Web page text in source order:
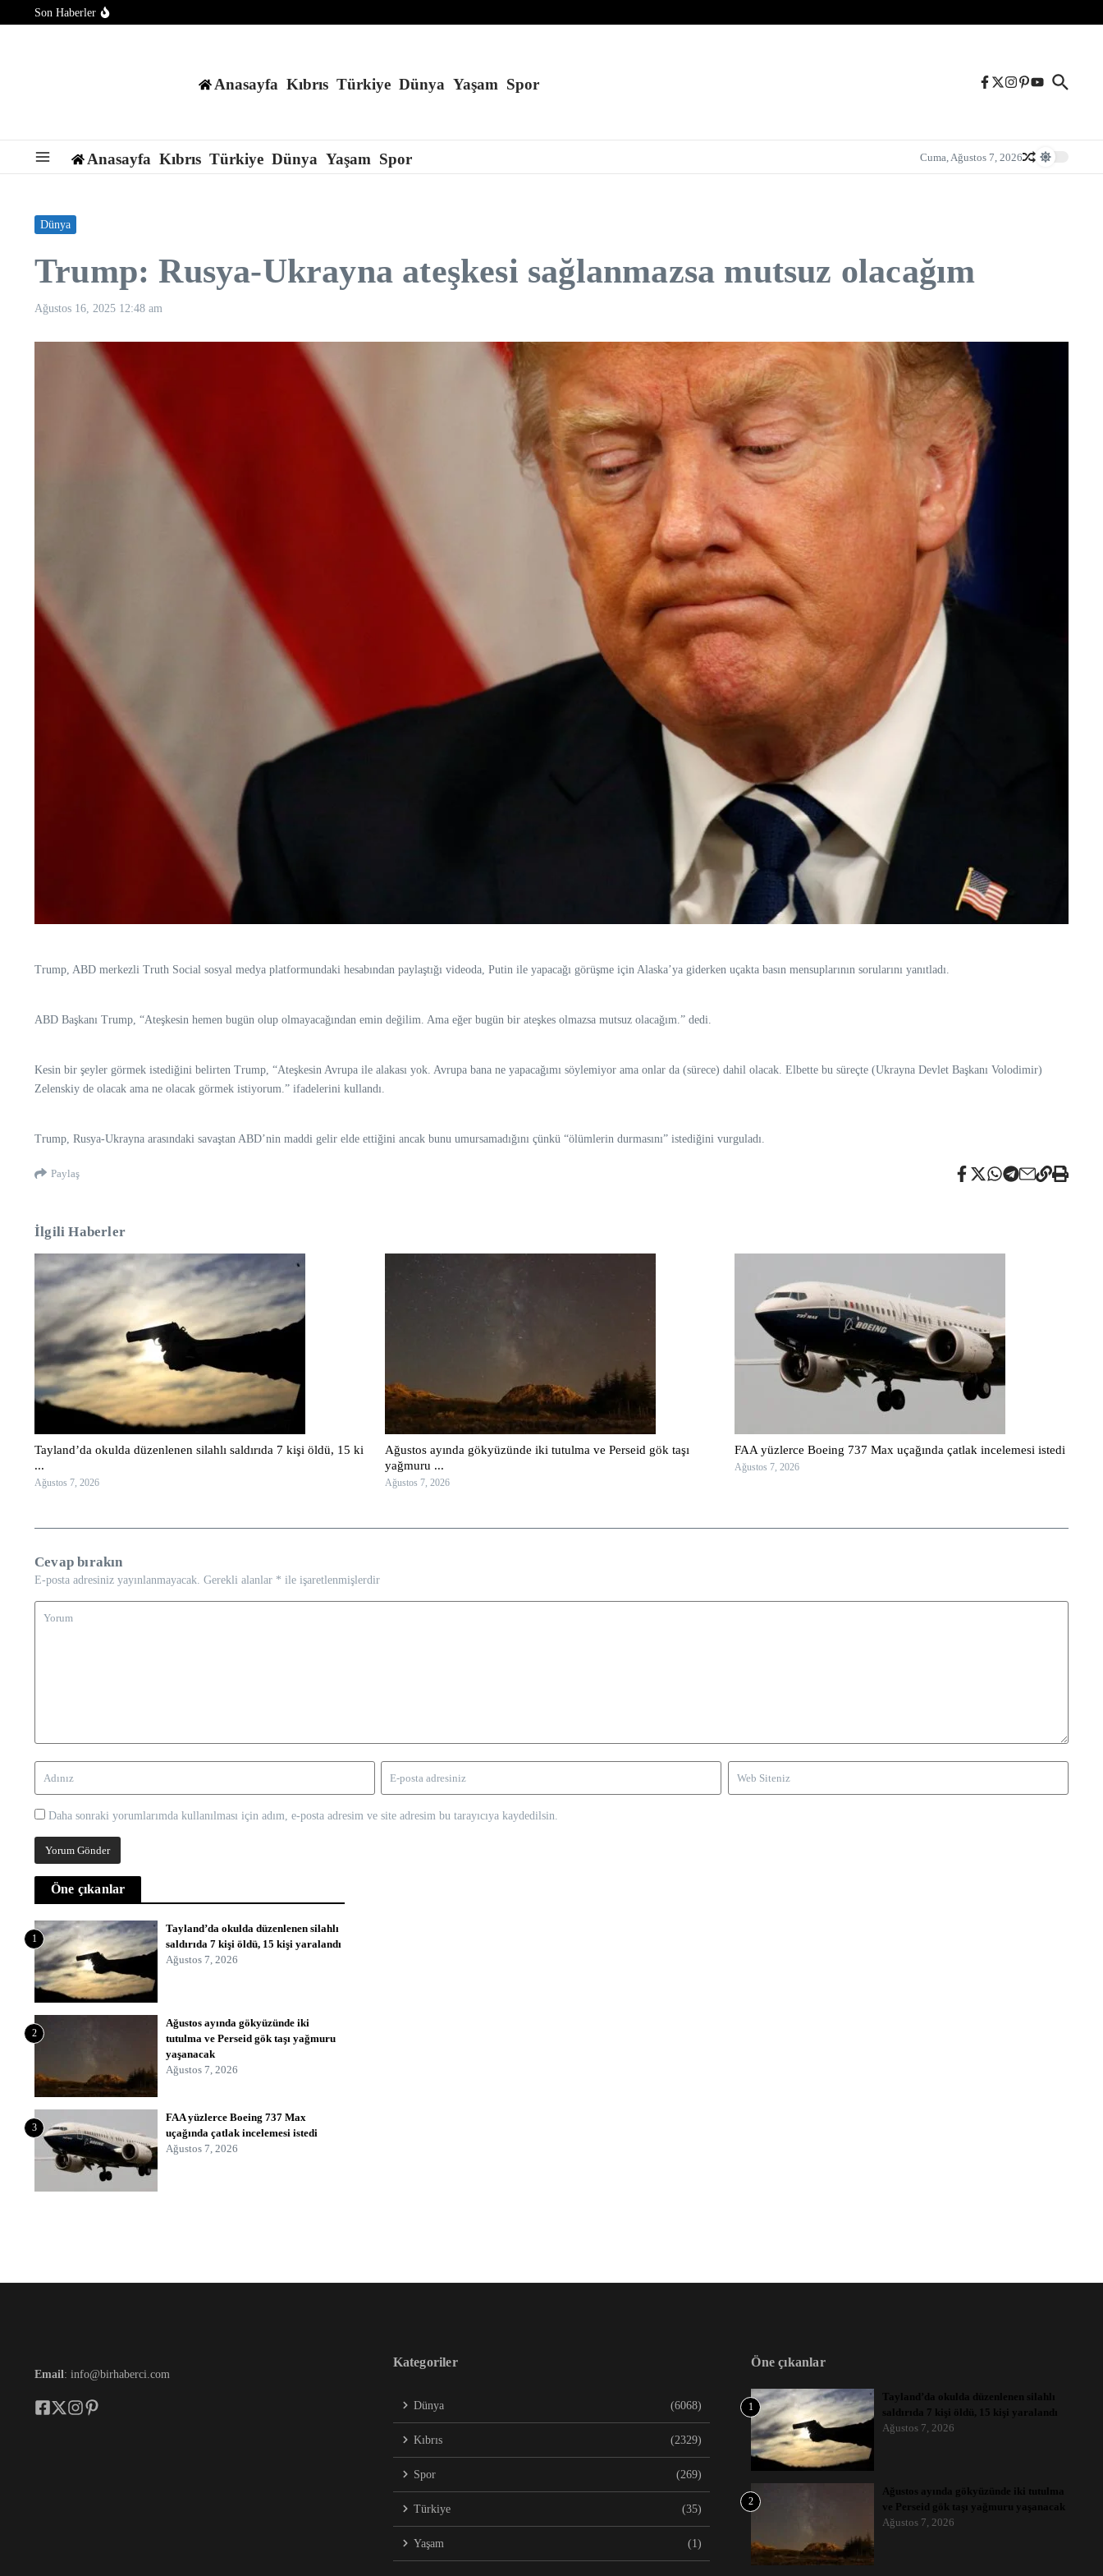
İçeriğe atlaSon Haberler
Meta’ya ait yapay zeka internete bağlanarak bir şirketi hackledi
Anasayfa Kıbrıs Türkiye Dünya Yaşam Spor
Anasayfa Kıbrıs Türkiye Dünya Yaşam Spor Cuma, Ağustos 7, 2026
Dünya
Trump: Rusya-Ukrayna ateşkesi sağlanmazsa mutsuz olacağım
Ağustos 16, 2025 12:48 am
Trump, ABD merkezli Truth Social sosyal medya platformundaki hesabından paylaştığı videoda, Putin ile yapacağı görüşme için Alaska’ya giderken uçakta basın mensuplarının sorularını yanıtladı.
ABD Başkanı Trump, “Ateşkesin hemen bugün olup olmayacağından emin değilim. Ama eğer bugün bir ateşkes olmazsa mutsuz olacağım.” dedi.
Kesin bir şeyler görmek istediğini belirten Trump, “Ateşkesin Avrupa ile alakası yok. Avrupa bana ne yapacağımı söylemiyor ama onlar da (sürece) dahil olacak. Elbette bu süreçte (Ukrayna Devlet Başkanı Volodimir)
Zelenskiy de olacak ama ne olacak görmek istiyorum.” ifadelerini kullandı.
Trump, Rusya-Ukrayna arasındaki savaştan ABD’nin maddi gelir elde ettiğini ancak bunu umursamadığını çünkü “ölümlerin durmasını” istediğini vurguladı.
Paylaş
İlgili Haberler
Tayland’da okulda düzenlenen silahlı saldırıda 7 kişi öldü, 15 ki
...
Ağustos 7, 2026
Ağustos ayında gökyüzünde iki tutulma ve Perseid gök taşı
yağmuru ...
Ağustos 7, 2026
FAA yüzlerce Boeing 737 Max uçağında çatlak incelemesi istedi
Ağustos 7, 2026
Cevap bırakın
E-posta adresiniz yayınlanmayacak. Gerekli alanlar * ile işaretlenmişlerdir
Daha sonraki yorumlarımda kullanılması için adım, e-posta adresim ve site adresim bu tarayıcıya kaydedilsin.
Öne çıkanlar
1
Tayland’da okulda düzenlenen silahlı
saldırıda 7 kişi öldü, 15 kişi yaralandı
Ağustos 7, 2026
2
Ağustos ayında gökyüzünde iki
tutulma ve Perseid gök taşı yağmuru
yaşanacak
Ağustos 7, 2026
3
FAA yüzlerce Boeing 737 Max
uçağında çatlak incelemesi istedi
Ağustos 7, 2026
Email : info@birhaberci.com
Kategoriler
Dünya (6068)
Kıbrıs (2329)
Spor (269)
Türkiye (35)
Yaşam (1)
Öne çıkanlar
1
Tayland’da okulda düzenlenen silahlı
saldırıda 7 kişi öldü, 15 kişi yaralandı
Ağustos 7, 2026
2
Ağustos ayında gökyüzünde iki tutulma
ve Perseid gök taşı yağmuru yaşanacak
Ağustos 7, 2026